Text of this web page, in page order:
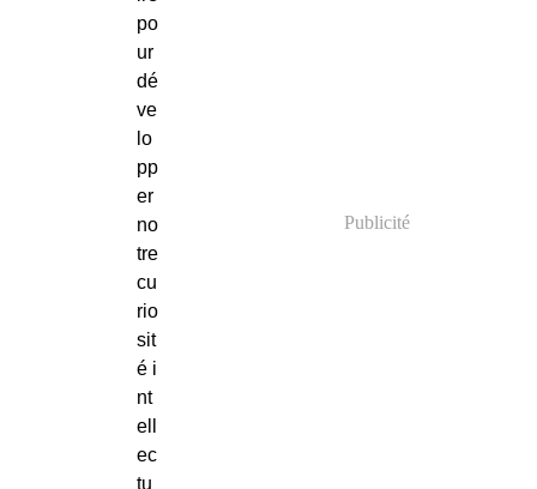
po
ur
dé
ve
lo
pp
er
no
tre
cu
rio
sit
é i
nt
ell
ec
tu
Publicité